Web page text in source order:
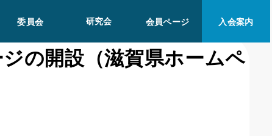
委員会 研究会 会員ページ 入会案内
の開設（滋賀県ホームペ